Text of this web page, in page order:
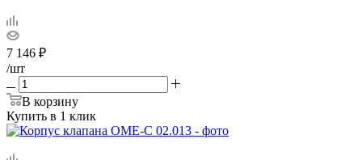
7 146 ₽
/шт
В корзину
Купить в 1 клик